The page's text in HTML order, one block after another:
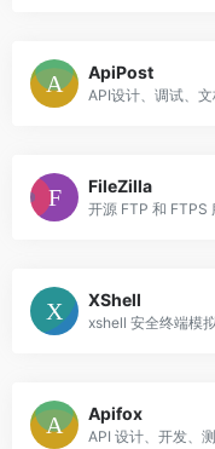
ApiPost
API设计、调试、
FileZilla
开源 FTP 和 FTPS
XShell
Apifox
API 设计、开发、